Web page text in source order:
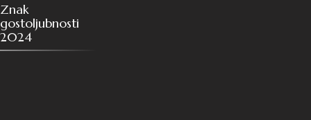
Znak
gostoljubnosti
2024